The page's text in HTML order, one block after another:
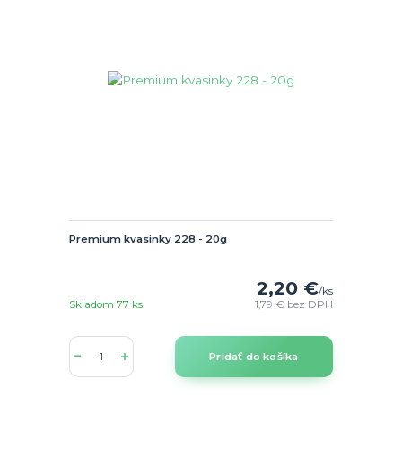
Premium kvasinky 228 - 20g
2,20 €/ks
1,79 € bez DPH
Skladom 77 ks
Pridať do košíka